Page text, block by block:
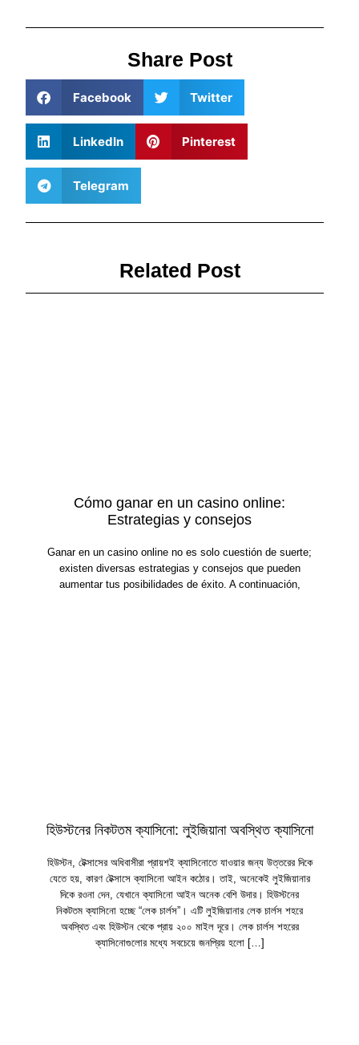
Share Post
Facebook Twitter
LinkedIn Pinterest
Telegram
Related Post
Cómo ganar en un casino online:
Estrategias y consejos
Ganar en un casino online no es solo cuestión de suerte;
existen diversas estrategias y consejos que pueden
aumentar tus posibilidades de éxito. A continuación,
হিউস্টনের নিকটতম ক্যাসিনো: লুইজিয়ানা অবস্থিত ক্যাসিনো
হিউস্টন, টেক্সাসের অধিবাসীরা প্রায়শই ক্যাসিনোতে যাওয়ার জন্য উত্তরের দিকে
যেতে হয়, কারণ টেক্সাসে ক্যাসিনো আইন কঠোর। তাই, অনেকেই লুইজিয়ানার
দিকে রওনা দেন, যেখানে ক্যাসিনো আইন অনেক বেশি উদার। হিউস্টনের
নিকটতম ক্যাসিনো হচ্ছে “লেক চার্লস”। এটি লুইজিয়ানার লেক চার্লস শহরে
অবস্থিত এবং হিউস্টন থেকে প্রায় ২০০ মাইল দূরে। লেক চার্লস শহরের
ক্যাসিনোগুলোর মধ্যে সবচেয়ে জনপ্রিয় হলো […]